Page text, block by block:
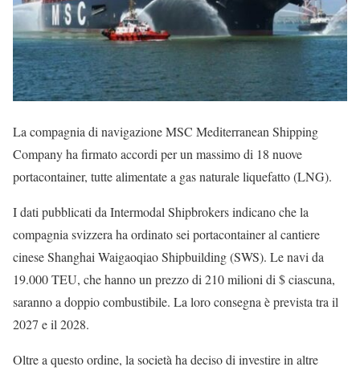
La compagnia di navigazione MSC Mediterranean Shipping
Company ha firmato accordi per un massimo di 18 nuove
portacontainer, tutte alimentate a gas naturale liquefatto (LNG).
I dati pubblicati da Intermodal Shipbrokers indicano che la
compagnia svizzera ha ordinato sei portacontainer al cantiere
cinese Shanghai Waigaoqiao Shipbuilding (SWS). Le navi da
19.000 TEU, che hanno un prezzo di 210 milioni di $ ciascuna,
saranno a doppio combustibile. La loro consegna è prevista tra il
2027 e il 2028.
Oltre a questo ordine, la società ha deciso di investire in altre